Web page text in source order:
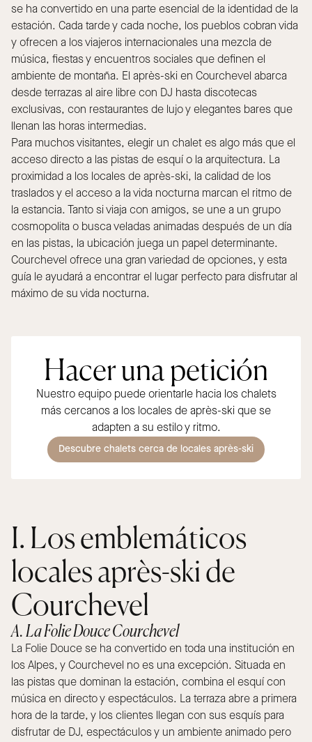
se ha convertido en una parte esencial de la identidad de la
estación. Cada tarde y cada noche, los pueblos cobran vida
y ofrecen a los viajeros internacionales una mezcla de
música, fiestas y encuentros sociales que definen el
ambiente de montaña. El après-ski en Courchevel abarca
desde terrazas al aire libre con DJ hasta discotecas
exclusivas, con restaurantes de lujo y elegantes bares que
llenan las horas intermedias.
Para muchos visitantes, elegir un chalet es algo más que el
acceso directo a las pistas de esquí o la arquitectura. La
proximidad a los locales de après-ski, la calidad de los
traslados y el acceso a la vida nocturna marcan el ritmo de
la estancia. Tanto si viaja con amigos, se une a un grupo
cosmopolita o busca veladas animadas después de un día
en las pistas, la ubicación juega un papel determinante.
Courchevel ofrece una gran variedad de opciones, y esta
guía le ayudará a encontrar el lugar perfecto para disfrutar al
máximo de su vida nocturna.
Hacer una petición
Nuestro equipo puede orientarle hacia los chalets
más cercanos a los locales de après-ski que se
adapten a su estilo y ritmo.
Descubre chalets cerca de locales après-ski
I. Los emblemáticos
locales après-ski de
Courchevel
A. La Folie Douce Courchevel
La Folie Douce se ha convertido en toda una institución en
los Alpes, y Courchevel no es una excepción. Situada en
las pistas que dominan la estación, combina el esquí con
música en directo y espectáculos. La terraza abre a primera
hora de la tarde, y los clientes llegan con sus esquís para
disfrutar de DJ, espectáculos y un ambiente animado pero